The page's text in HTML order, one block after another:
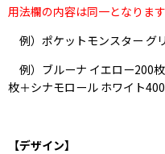
用法欄の内容は同一となります
例）ポケットモンスター
例）ブルーナ イエロー200
枚＋シナモロール ホワイト
【デザイン】